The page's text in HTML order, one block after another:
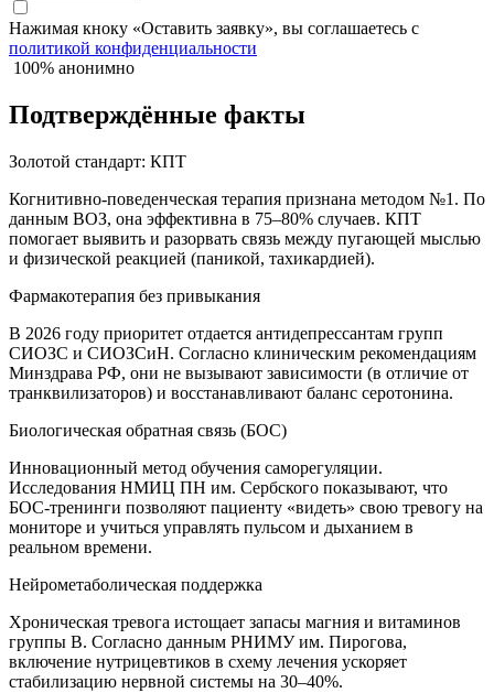
Нажимая кноку «Оставить заявку», вы соглашаетесь с
политикой конфиденциальности
100% анонимно
Подтверждённые факты
Золотой стандарт: КПТ
Когнитивно-поведенческая терапия признана методом №1. По
данным ВОЗ, она эффективна в 75–80% случаев. КПТ
помогает выявить и разорвать связь между пугающей мыслью
и физической реакцией (паникой, тахикардией).
Фармакотерапия без привыкания
В 2026 году приоритет отдается антидепрессантам групп
СИОЗС и СИОЗСиН. Согласно клиническим рекомендациям
Минздрава РФ, они не вызывают зависимости (в отличие от
транквилизаторов) и восстанавливают баланс серотонина.
Биологическая обратная связь (БОС)
Инновационный метод обучения саморегуляции.
Исследования НМИЦ ПН им. Сербского показывают, что
БОС-тренинги позволяют пациенту «видеть» свою тревогу на
мониторе и учиться управлять пульсом и дыханием в
реальном времени.
Нейрометаболическая поддержка
Хроническая тревога истощает запасы магния и витаминов
группы B. Согласно данным РНИМУ им. Пирогова,
включение нутрицевтиков в схему лечения ускоряет
стабилизацию нервной системы на 30–40%.